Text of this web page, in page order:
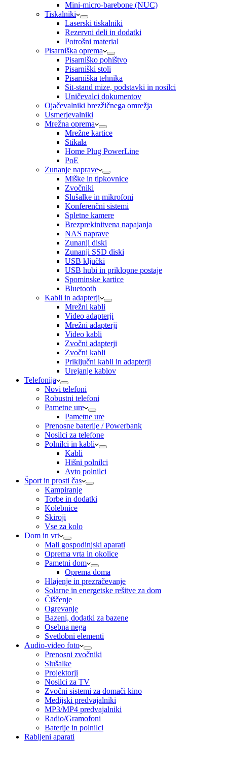
Mini-micro-barebone (NUC)
Tiskalniki
Laserski tiskalniki
Rezervni deli in dodatki
Potrošni material
Pisarniška oprema
Pisarniško pohištvo
Pisarniški stoli
Pisarniška tehnika
Sit-stand mize, podstavki in nosilci
Uničevalci dokumentov
Ojačevalniki brezžičnega omrežja
Usmerjevalniki
Mrežna oprema
Mrežne kartice
Stikala
Home Plug PowerLine
PoE
Zunanje naprave
Miške in tipkovnice
Zvočniki
Slušalke in mikrofoni
Konferenčni sistemi
Spletne kamere
Brezprekinitvena napajanja
NAS naprave
Zunanji diski
Zunanji SSD diski
USB ključki
USB hubi in priklopne postaje
Spominske kartice
Bluetooth
Kabli in adapterji
Mrežni kabli
Video adapterji
Mrežni adapterji
Video kabli
Zvočni adapterji
Zvočni kabli
Priključni kabli in adapterji
Urejanje kablov
Telefonija
Novi telefoni
Robustni telefoni
Pametne ure
Pametne ure
Prenosne baterije / Powerbank
Nosilci za telefone
Polnilci in kabli
Kabli
Hišni polnilci
Avto polnilci
Šport in prosti čas
Kampiranje
Torbe in dodatki
Kolebnice
Skiroji
Vse za kolo
Dom in vrt
Mali gospodinjski aparati
Oprema vrta in okolice
Pametni dom
Oprema doma
Hlajenje in prezračevanje
Solarne in energetske rešitve za dom
Čiščenje
Ogrevanje
Bazeni, dodatki za bazene
Osebna nega
Svetlobni elementi
Audio-video foto
Prenosni zvočniki
Slušalke
Projektorji
Nosilci za TV
Zvočni sistemi za domači kino
Medijski predvajalniki
MP3/MP4 predvajalniki
Radio/Gramofoni
Baterije in polnilci
Rabljeni aparati